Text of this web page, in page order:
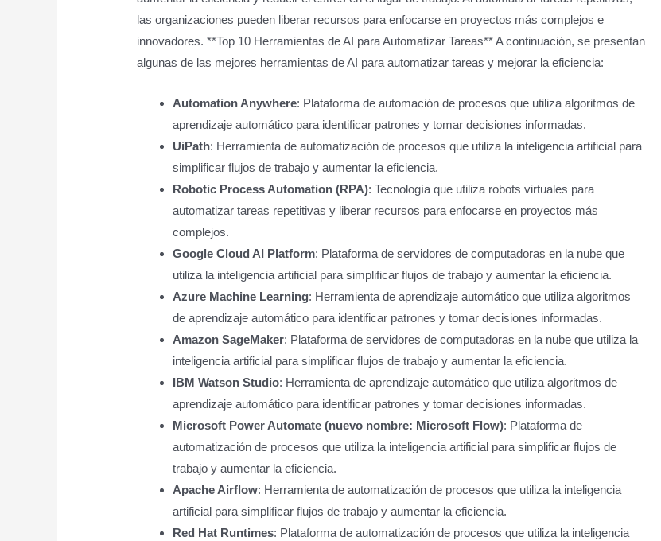
las organizaciones pueden liberar recursos para enfocarse en proyectos más complejos e
innovadores. **Top 10 Herramientas de AI para Automatizar Tareas** A continuación, se presentan
algunas de las mejores herramientas de AI para automatizar tareas y mejorar la eficiencia:
Automation Anywhere: Plataforma de automación de procesos que utiliza algoritmos de
aprendizaje automático para identificar patrones y tomar decisiones informadas.
UiPath: Herramienta de automatización de procesos que utiliza la inteligencia artificial para
simplificar flujos de trabajo y aumentar la eficiencia.
Robotic Process Automation (RPA): Tecnología que utiliza robots virtuales para
automatizar tareas repetitivas y liberar recursos para enfocarse en proyectos más
complejos.
Google Cloud AI Platform: Plataforma de servidores de computadoras en la nube que
utiliza la inteligencia artificial para simplificar flujos de trabajo y aumentar la eficiencia.
Azure Machine Learning: Herramienta de aprendizaje automático que utiliza algoritmos
de aprendizaje automático para identificar patrones y tomar decisiones informadas.
Amazon SageMaker: Plataforma de servidores de computadoras en la nube que utiliza la
inteligencia artificial para simplificar flujos de trabajo y aumentar la eficiencia.
IBM Watson Studio: Herramienta de aprendizaje automático que utiliza algoritmos de
aprendizaje automático para identificar patrones y tomar decisiones informadas.
Microsoft Power Automate (nuevo nombre: Microsoft Flow): Plataforma de
automatización de procesos que utiliza la inteligencia artificial para simplificar flujos de
trabajo y aumentar la eficiencia.
Apache Airflow: Herramienta de automatización de procesos que utiliza la inteligencia
artificial para simplificar flujos de trabajo y aumentar la eficiencia.
Red Hat Runtimes: Plataforma de automatización de procesos que utiliza la inteligencia